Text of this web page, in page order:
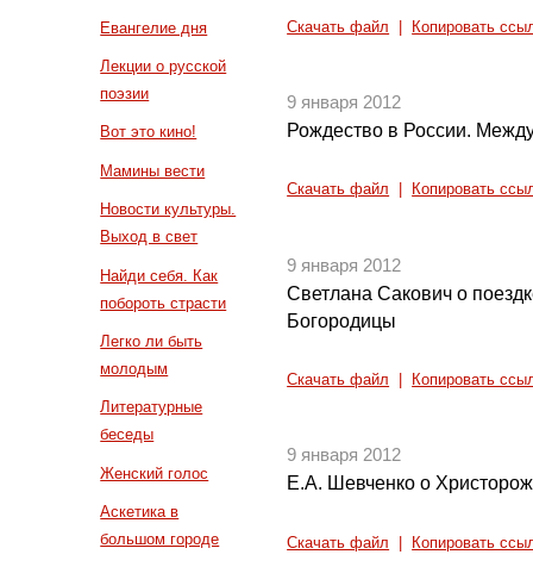
Евангелие дня
Лекции о русской
поэзии
Вот это кино!
Мамины вести
Новости культуры.
Выход в свет
Найди себя. Как
побороть страсти
Легко ли быть
молодым
Литературные
беседы
Женский голос
Аскетика в
большом городе
Скачать файл Копировать
9 января 2012
Рождество в России.
Скачать файл Копировать
9 января 2012
Светлана Сакович о
Богородицы
Скачать файл Копировать
9 января 2012
Е.А. Шевченко о
Скачать файл Копировать